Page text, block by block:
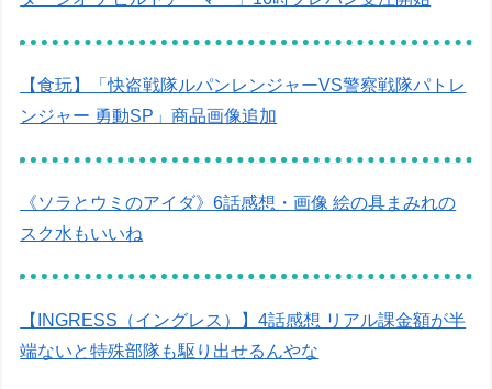
【食玩】「快盗戦隊ルパンレンジャーVS警察戦隊パトレ
ンジャー 勇動SP」商品画像追加
《ソラとウミのアイダ》6話感想・画像 絵の具まみれの
スク水もいいね
【INGRESS（イングレス）】4話感想 リアル課金額が半
端ないと特殊部隊も駆り出せるんやな